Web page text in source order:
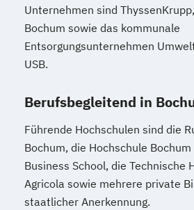
Unternehmen sind
Bochum sowie das kommunale
Entsorgungsunternehmen
USB.
Berufsbegleitend in
Führende Hochschulen sind die
Bochum, die Hochschule
Business School, die Technische
Agricola sowie mehrere private
staatlicher Anerkennung.